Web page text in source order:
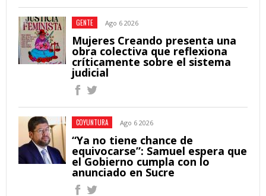
GENTE Ago 6 2026
Mujeres Creando presenta una
obra colectiva que reflexiona
críticamente sobre el sistema
judicial
COYUNTURA Ago 6 2026
“Ya no tiene chance de
equivocarse”: Samuel espera que
el Gobierno cumpla con lo
anunciado en Sucre